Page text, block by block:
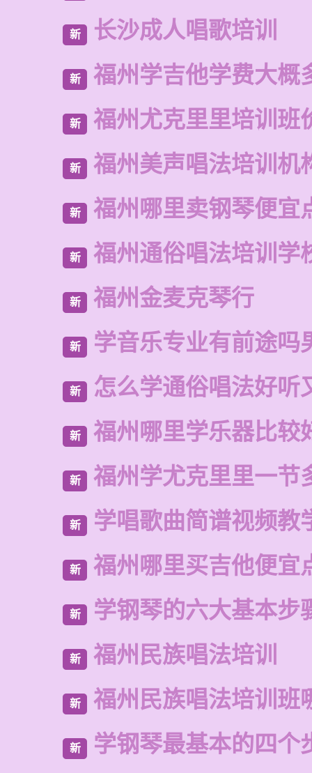
新 长沙成人唱歌培训
新 福州学吉他学费大概
新 福州尤克里里培训班
新 福州美声唱法培训机
新 福州哪里卖钢琴便宜
新 福州通俗唱法培训学
新 福州金麦克琴行
新 学音乐专业有前途吗
新 怎么学通俗唱法好听
新 福州哪里学乐器比较
新 福州学尤克里里一节
新 学唱歌曲简谱视频教
新 福州哪里买吉他便宜
新 学钢琴的六大基本步
新 福州民族唱法培训
新 福州民族唱法培训班
新 学钢琴最基本的四个